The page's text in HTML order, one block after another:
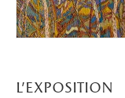
l'exposition